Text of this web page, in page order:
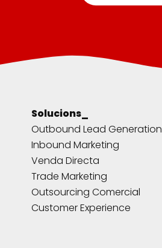
Solucions_
Outbound Lead Generation
Inbound Marketing
Venda Directa
Trade Marketing
Outsourcing Comercial
Customer Experience